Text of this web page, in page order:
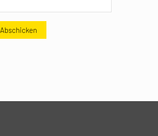
Abschicken